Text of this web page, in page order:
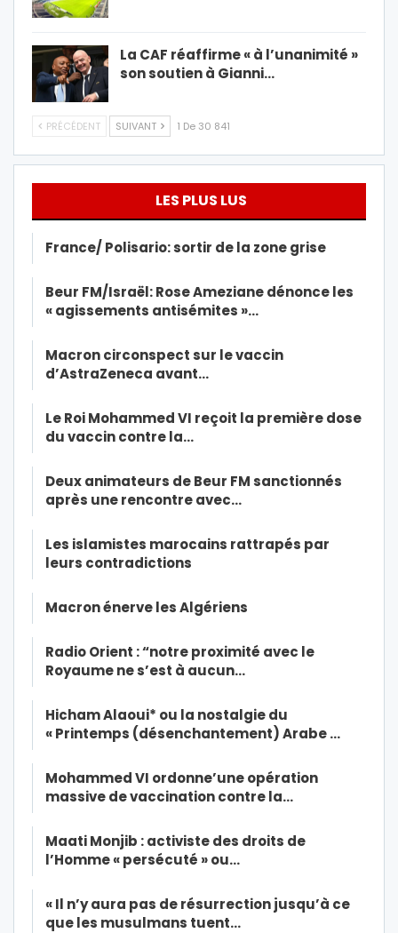
La CAF réaffirme « à l’unanimité »
son soutien à Gianni…
PRÉCÉDENT SUIVANT 1 De 30 841
LES PLUS LUS
France/ Polisario: sortir de la zone grise
Beur FM/Israël: Rose Ameziane dénonce les
« agissements antisémites »…
Macron circonspect sur le vaccin
d’AstraZeneca avant…
Le Roi Mohammed VI reçoit la première dose
du vaccin contre la…
Deux animateurs de Beur FM sanctionnés
après une rencontre avec…
Les islamistes marocains rattrapés par
leurs contradictions
Macron énerve les Algériens
Radio Orient : “notre proximité avec le
Royaume ne s’est à aucun…
Hicham Alaoui* ou la nostalgie du
« Printemps (désenchantement) Arabe …
Mohammed VI ordonne’une opération
massive de vaccination contre la…
Maati Monjib : activiste des droits de
l’Homme « persécuté » ou…
« Il n’y aura pas de résurrection jusqu’à ce
que les musulmans tuent…